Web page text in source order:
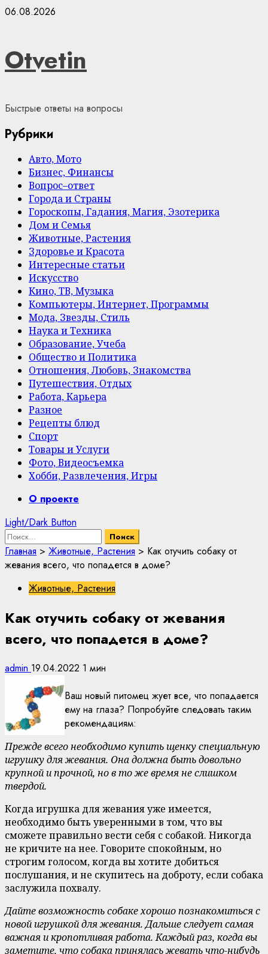
Skip
06.08.2026
Otvetin
Быстрые ответы на вопросы
Рубрики
Авто, Мото
Бизнес, Финансы
Вопрос–ответ
Города и Страны
Гороскопы, Гадания, Магия, Эзотерика
Дом и Семья
Животные, Растения
Здоровье и Красота
Интересные статьи
Искусство
Кино, ТВ, Музыка
Компьютеры, Интернет, Программы
Мода, Звезды, Стиль
Наука и Техника
Образование, Учеба
Общество и Политика
Отношения, Любовь, Знакомства
Путешествия, Отдых
Работа, Карьера
Разное
Рецепты блюд
Спорт
Товары и Услуги
Фото, Видеосъемка
Хобби, Развлечения, Игры
PrimaryО проекте
Light/Dark Button
Найти:
Главная > Животные, Растения > Как отучить собаку от
жевания всего, что попадется в доме?
Животные, Растения
Как отучить собаку от жевания
всего, что попадется в доме?
admin 19.04.2022 1 мин
Ваш новый питомец жует все, что попадается
ему на глаза? Попробуйте следовать таким
рекомендациям:
Прежде всего необходимо купить щенку специальную
игрушку для жевания. Она должна быть довольно
крупной и прочной, но в то же время не слишком
твердой.
Когда игрушка для жевания уже имеется,
необходимо быть уверенными в том, что вы
сможете правильно вести себя с собакой. Никогда
не кричите на нее. Говорите спокойным, но
строгим голосом, когда вы хотите добиться
послушания, и не скупитесь на доброту, если собака
заслужила похвалу.
Дайте возможность собаке хорошо познакомиться с
новой игрушкой для жевания. Дальше следует самая
важная и кропотливая работа. Каждый раз, когда вы
заметите, что собака принялась жевать что-нибудь